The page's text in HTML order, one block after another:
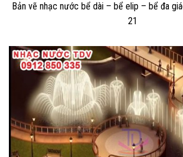
Bản vẽ nhạc nước bể dài – bể elip – bể đa
21